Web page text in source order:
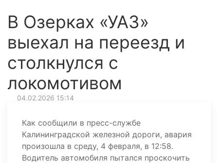
В Озерках «УАЗ»
выехал на переезд и
столкнулся с
локомотивом
04.02.2026 15:14
Как сообщили в пресс-службе
Калининградской железной дороги, авария
произошла в среду, 4 февраля, в 12:58.
Водитель автомобиля пытался проскочить